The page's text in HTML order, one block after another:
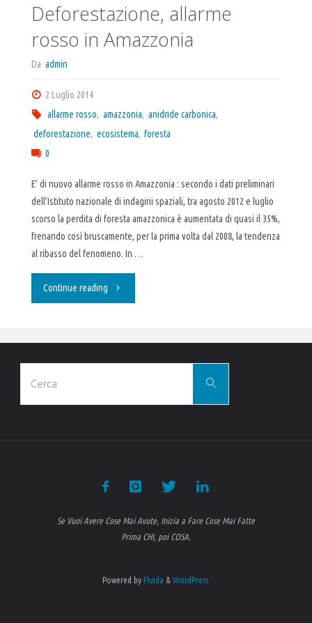
Deforestazione, allarme
rosso in Amazzonia
Da admin
2 Luglio 2014
allarme rosso, amazzonia, anidride carbonica,
deforestazione, ecosistema, foresta
0
E’ di nuovo allarme rosso in Amazzonia : secondo i dati preliminari
dell’Istituto nazionale di indagini spaziali, tra agosto 2012 e luglio
scorso la perdita di foresta amazzonica è aumentata di quasi il 35%,
frenando così bruscamente, per la prima volta dal 2008, la tendenza
al ribasso del fenomeno. In …
Continue reading "Deforestazione,
Amazzonia"
Cerca
Se Vuoi Avere Cose Mai Avute, Inizia a Fare Cose Mai Fatte
Prima CHI, poi COSA.
Powered byFluida & WordPress.